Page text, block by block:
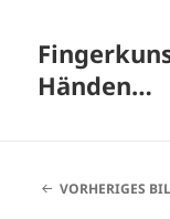
Händen…
VORHERIGES